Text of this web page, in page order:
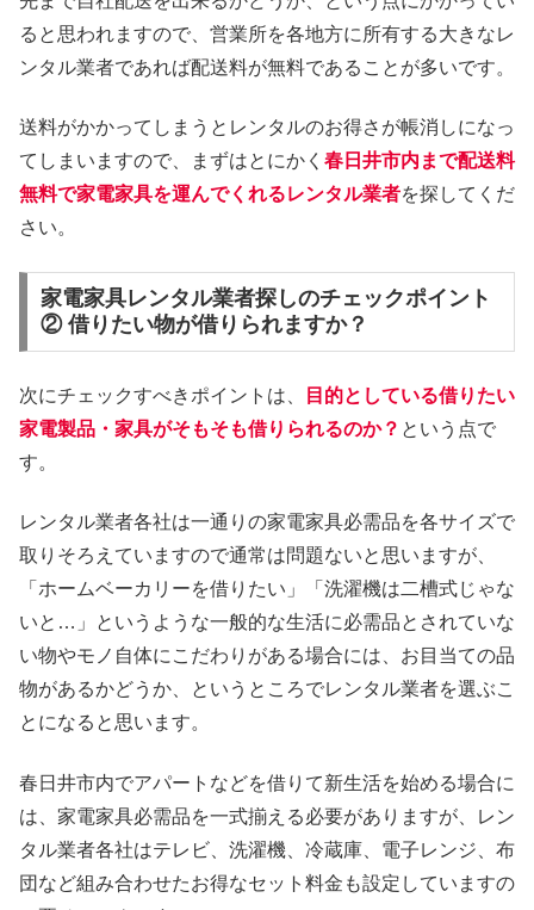
ると思われますので、営業所を各地方に所有する大きなレ
ンタル業者であれば配送料が無料であることが多いです。
送料がかかってしまうとレンタルのお得さが帳消しになっ
てしまいますので、まずはとにかく 春日井市内まで配送料
無料で家電家具を運んでくれるレンタル業者を探してくだ
さい。
家電家具レンタル業者探しのチェックポイント
② 借りたい物が借りられますか？
次にチェックすべきポイントは、
目的としている借りたい
家電製品・家具がそもそも借りられるのか？ という点で
す。
レンタル業者各社は一通りの家電家具必需品を各サイズで
取りそろえていますので通常は問題ないと思いますが、
「ホームベーカリーを借りたい」「洗濯機は二槽式じゃな
いと…」というような一般的な生活に必需品とされていな
い物やモノ自体にこだわりがある場合には、お目当ての品
物があるかどうか、というところでレンタル業者を選ぶこ
とになると思います。
春日井市内でアパートなどを借りて新生活を始める場合に
は、家電家具必需品を一式揃える必要がありますが、レン
タル業者各社はテレビ、洗濯機、冷蔵庫、電子レンジ、布
団など組み合わせたお得なセット料金も設定していますの